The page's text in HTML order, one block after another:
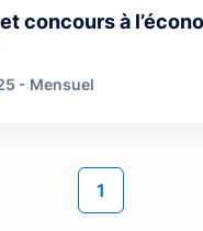
concours à
- Mensuel
Page
1